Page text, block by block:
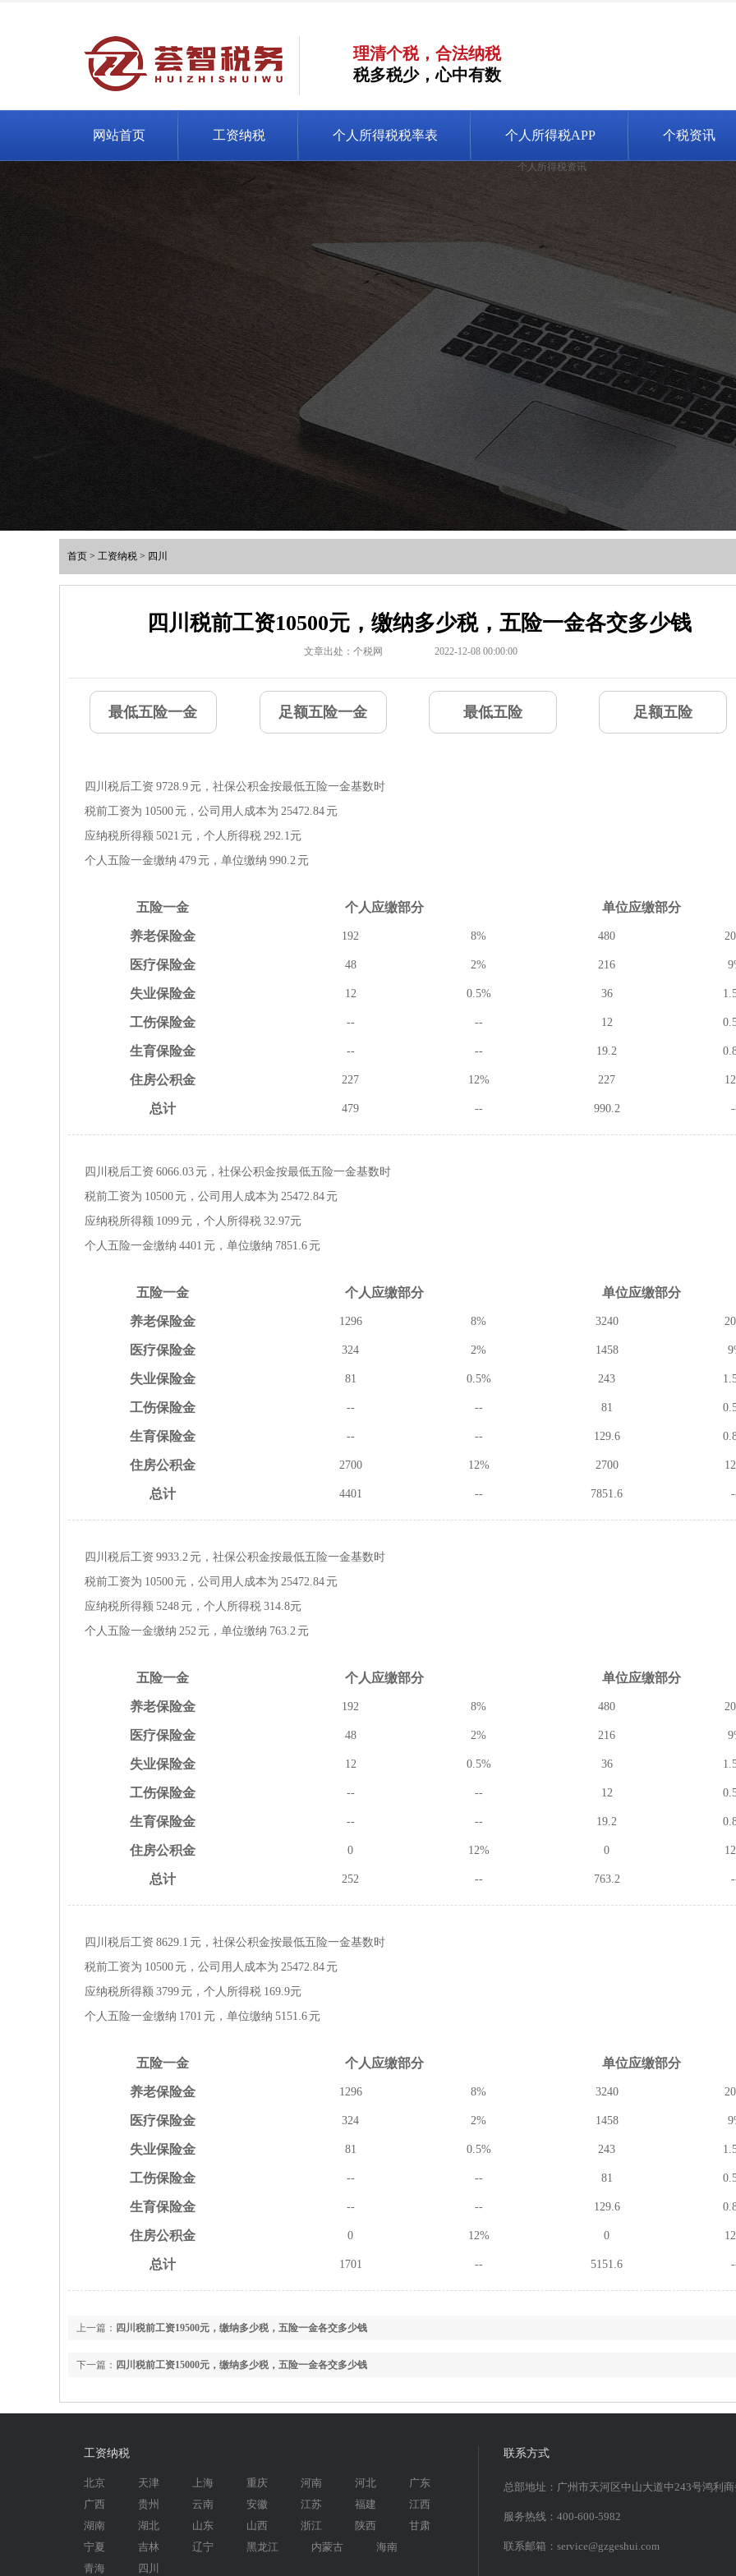
理清个税，合法纳税
税多税少，心中有数
网站首页 工资纳税 个人所得税税率表 个人所得税APP 个税资讯
个人所得税资讯
首页 > 工资纳税 > 四川
四川税前工资10500元，缴纳多少税，五险一金各交多少钱
文章出处：个税网 2022-12-08 00:00:00
最低五险一金 足额五险一金 最低五险 足额五险
四川税后工资 9728.9元，社保公积金按最低五险一金基数时
税前工资为 10500元，公司用人成本为 25472.84元
应纳税所得额 5021 元，个人所得税 292.1元
个人五险一金缴纳 479 元，单位缴纳 990.2元
五险一金 个人应缴部分 单位应缴部分
养老保险金 192 8% 480
医疗保险金 48 2% 216
失业保险金 12 0.5% 36
工伤保险金 -- -- 12
生育保险金 -- -- 19.2
住房公积金 227 12% 227
总计 479 -- 990.2
四川税后工资 6066.03元，社保公积金按最低五险一金基数时
税前工资为 10500元，公司用人成本为 25472.84元
应纳税所得额 1099元，个人所得税 32.97元
个人五险一金缴纳 4401 元，单位缴纳 7851.6元
五险一金 个人应缴部分 单位应缴部分
养老保险金 1296 8% 3240
医疗保险金 324 2% 1458
失业保险金 81 0.5% 243
工伤保险金 -- -- 81
生育保险金 -- -- 129.6
住房公积金 2700 12% 2700
总计 4401 -- 7851.6
四川税后工资 9933.2元，社保公积金按最低五险一金基数时
税前工资为 10500元，公司用人成本为 25472.84元
应纳税所得额 5248元，个人所得税 314.8元
个人五险一金缴纳 252 元，单位缴纳 763.2元
五险一金 个人应缴部分 单位应缴部分
养老保险金 192 8% 480
医疗保险金 48 2% 216
失业保险金 12 0.5% 36
工伤保险金 -- -- 12
生育保险金 -- -- 19.2
住房公积金 0 12% 0
总计 252 -- 763.2
四川税后工资 8629.1 元，社保公积金按最低五险一金基数时
税前工资为 10500元，公司用人成本为 25472.84元
应纳税所得额 3799元，个人所得税 169.9元
个人五险一金缴纳 1701 元，单位缴纳 5151.6元
五险一金 个人应缴部分 单位应缴部分
养老保险金 1296 8% 3240
医疗保险金 324 2% 1458
失业保险金 81 0.5% 243
工伤保险金 -- -- 81
生育保险金 -- -- 129.6
住房公积金 0 12% 0
总计 1701 -- 5151.6
上一篇： 四川税前工资19500元，缴纳多少税，五险一金各交多少钱
下一篇： 四川税前工资15000元，缴纳多少税，五险一金各交多少钱
工资纳税
北京 天津 上海 重庆 河南 河北
广东
广西
贵州 云南 安徽 江苏 福建
江西
湖南
湖北 山东 山西 浙江 陕西
甘肃
宁夏
吉林 辽宁 黑龙江 内蒙古
海南
青海
四川
联系方式
总部地址：广州市天河区中山大道中243号鸿利
服务热线：400-600-5982
联系邮箱：service@gzgeshui.com